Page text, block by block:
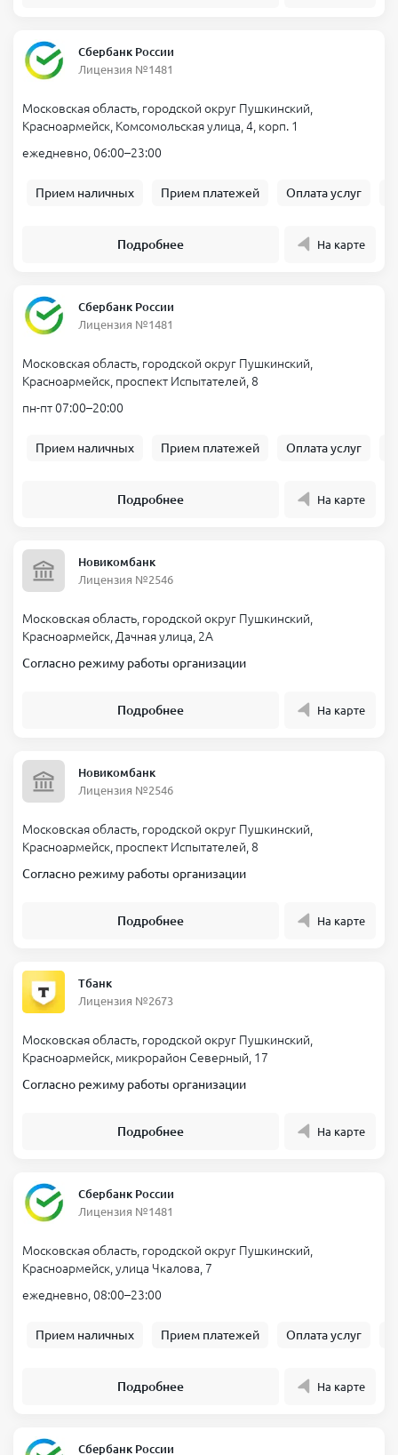
Сбербанк России
Лицензия №1481
Московская область, городской округ Пушкинский,
Красноармейск, Комсомольская улица, 4, корп. 1
ежедневно, 06:00–23:00
Прием наличных Прием платежей Оплата услуг
Подробнее На карте
Сбербанк России
Лицензия №1481
Московская область, городской округ Пушкинский,
Красноармейск, проспект Испытателей, 8
пн-пт 07:00–20:00
Прием наличных Прием платежей Оплата услуг
Подробнее На карте
Новикомбанк
Лицензия №2546
Московская область, городской округ Пушкинский,
Красноармейск, Дачная улица, 2А
Согласно режиму работы организации
Подробнее На карте
Новикомбанк
Лицензия №2546
Московская область, городской округ Пушкинский,
Красноармейск, проспект Испытателей, 8
Согласно режиму работы организации
Подробнее На карте
Тбанк
Лицензия №2673
Московская область, городской округ Пушкинский,
Красноармейск, микрорайон Северный, 17
Согласно режиму работы организации
Подробнее На карте
Сбербанк России
Лицензия №1481
Московская область, городской округ Пушкинский,
Красноармейск, улица Чкалова, 7
ежедневно, 08:00–23:00
Прием наличных Прием платежей Оплата услуг
Подробнее На карте
Сбербанк России